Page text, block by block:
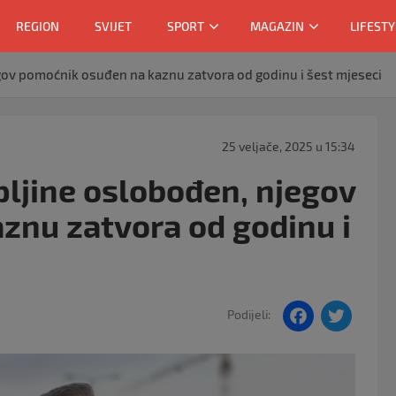
REGION SVIJET SPORT MAGAZIN
pomoćnik osuđen na kaznu zatvora od godinu i šest mjeseci
25 veljače, 2025 u 15:34
oslobođen, njegov
zatvora od godinu i
Podijeli:
F